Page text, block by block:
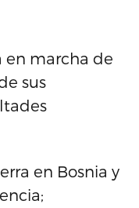
en marcha de
sus
en Bosnia y